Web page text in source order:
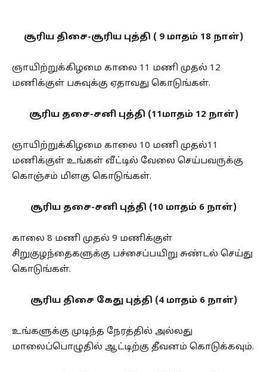
சூரிய திசை-சூரிய புத்தி ( 9 மாதம் 18 நாள்)
ஞாயிற்றுக்கிழமை காலை 11 மணி முதல் 12
மணிக்குள் பசுவுக்கு ஏதாவது கொடுங்கள்.
சூரிய தசை-சனி புத்தி (11மாதம் 12 நாள்)
ஞாயிற்றுக்கிழமை காலை 10 மணி முதல்11
மணிக்குள் உங்கள் வீட்டில் வேலை செய்பவருக்கு
கொஞ்சம் மிளகு கொடுங்கள்.
சூரிய தசை-சனி புத்தி (10 மாதம் 6 நாள்)
காலை 8 மணி முதல் 9 மணிக்குள்
சிறுகுழந்தைகளுக்கு பச்சைப்பயிறு சுண்டல் செய்து
கொடுங்கள்.
சூரிய திசை கேது புத்தி (4 மாதம் 6 நாள்)
உங்களுக்கு முடிந்த நேரத்தில் அல்லது
மாலைப்பொழுதில் ஆட்டிற்கு தீவனம் கொடுக்கவும்.